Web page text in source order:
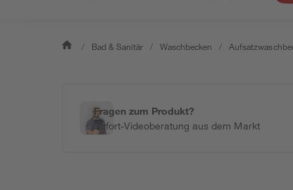
/ Bad & Sanitär / Waschbecken /
Fragen zum Produkt?
Sofort-Videoberatung aus dem Markt